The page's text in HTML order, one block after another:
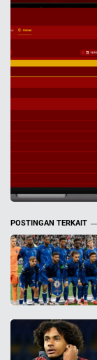
POSTINGAN TERKAIT